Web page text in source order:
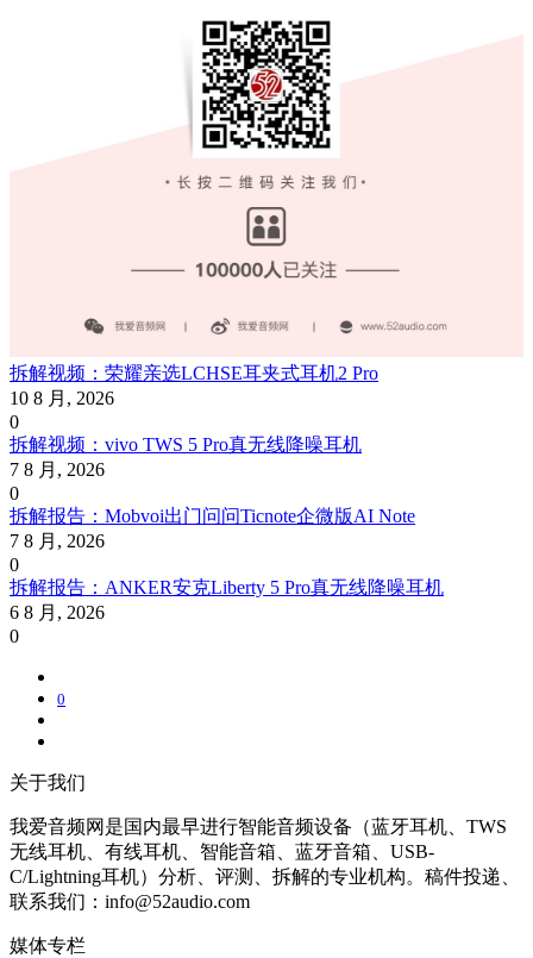
拆解视频：荣耀亲选LCHSE耳夹式耳机2 Pro
10 8 月, 2026
0
拆解视频：vivo TWS 5 Pro真无线降噪耳机
7 8 月, 2026
0
拆解报告：Mobvoi出门问问Ticnote企微版AI Note
7 8 月, 2026
0
拆解报告：ANKER安克Liberty 5 Pro真无线降噪耳机
6 8 月, 2026
0
0
关于我们
我爱音频网是国内最早进行智能音频设备（蓝牙耳机、TWS
无线耳机、有线耳机、智能音箱、蓝牙音箱、USB-
C/Lightning耳机）分析、评测、拆解的专业机构。稿件投递、
联系我们：info@52audio.com
媒体专栏